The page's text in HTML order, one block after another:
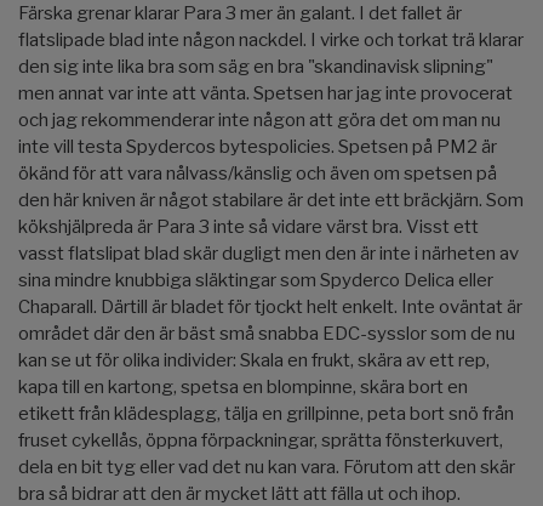
Färska grenar klarar Para 3 mer än galant. I det fallet är
flatslipade blad inte någon nackdel. I virke och torkat trä klarar
den sig inte lika bra som säg en bra "skandinavisk slipning"
men annat var inte att vänta. Spetsen har jag inte provocerat
och jag rekommenderar inte någon att göra det om man nu
inte vill testa Spydercos bytespolicies. Spetsen på PM2 är
ökänd för att vara nålvass/känslig och även om spetsen på
den här kniven är något stabilare är det inte ett bräckjärn. Som
kökshjälpreda är Para 3 inte så vidare värst bra. Visst ett
vasst flatslipat blad skär dugligt men den är inte i närheten av
sina mindre knubbiga släktingar som Spyderco Delica eller
Chaparall. Därtill är bladet för tjockt helt enkelt. Inte oväntat är
området där den är bäst små snabba EDC-sysslor som de nu
kan se ut för olika individer: Skala en frukt, skära av ett rep,
kapa till en kartong, spetsa en blompinne, skära bort en
etikett från klädesplagg, tälja en grillpinne, peta bort snö från
fruset cykellås, öppna förpackningar, sprätta fönsterkuvert,
dela en bit tyg eller vad det nu kan vara. Förutom att den skär
bra så bidrar att den är mycket lätt att fälla ut och ihop.